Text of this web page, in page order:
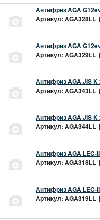
Антифриз AGA
Артикул: AGA328LL
Антифриз AGA
Артикул: AGA329LL
Антифриз AGA JIS K
Артикул: AGA343LL
Антифриз AGA JIS K
Артикул: AGA344LL
Антифриз AGA LEC-
Артикул: AGA318LL
Антифриз AGA LEC-
Артикул: AGA319LL